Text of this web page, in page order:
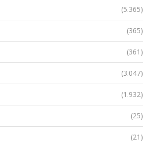
(5.365)
(365)
(361)
(3.047)
(1.932)
(25)
(21)